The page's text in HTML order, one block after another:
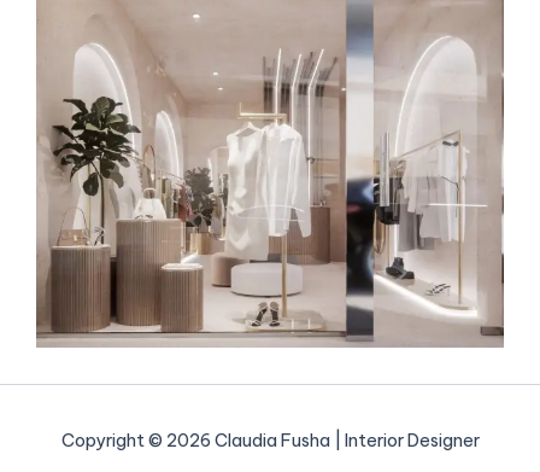
Copyright © 2026 Claudia Fusha | Interior Designer